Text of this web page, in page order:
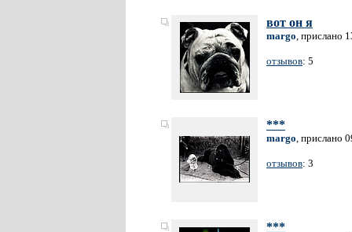
вот он я
margo, прислано
отзывов: 5
***
margo, прислано
отзывов: 3
***